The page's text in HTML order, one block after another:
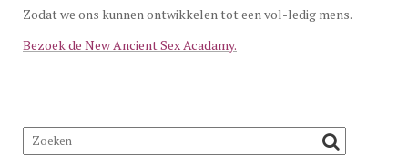
Zodat we ons kunnen ontwikkelen tot een vol-ledig mens.
Bezoek de New Ancient Sex Acadamy.